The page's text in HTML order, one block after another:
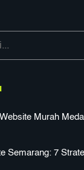
Murah
Semarang: 7